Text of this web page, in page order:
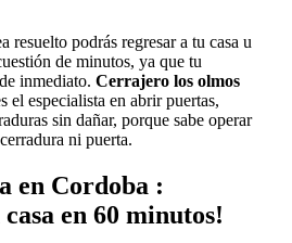
resuelto podrás regresar a tu casa u
de minutos, ya que tu
inmediato. Cerrajero los olmos
el especialista en abrir puertas,
sin dañar, porque sabe operar
ni puerta.
en Cordoba :
casa en 60 minutos!